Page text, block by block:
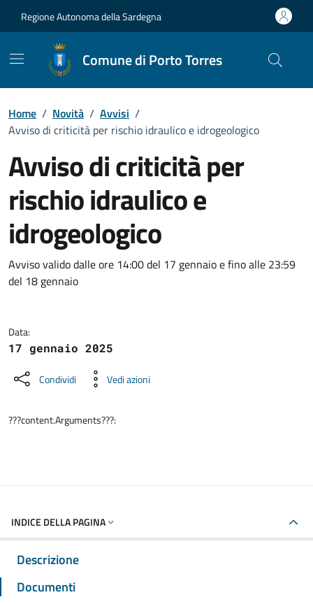
Regione Autonoma della Sardegna
Comune di Porto Torres
Home / Novità / Avvisi /
Avviso di criticità per rischio idraulico e idrogeologico
Avviso di criticità per
rischio idraulico e
idrogeologico
Dettagli della notizia
Avviso valido dalle ore 14:00 del 17 gennaio e fino alle 23:59
del 18 gennaio
Data:
17 gennaio 2025
Condividi Vedi azioni
???content.Arguments???:
INDICE DELLA PAGINA
Descrizione
Documenti